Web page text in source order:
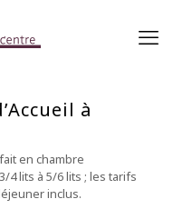
à
en chambre
4 lits à 5/6 lits ; les tarifs
inclus.